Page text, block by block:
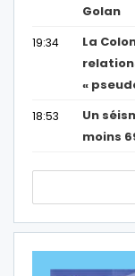
Golan
19:34
La
«
18:53
Un
moins